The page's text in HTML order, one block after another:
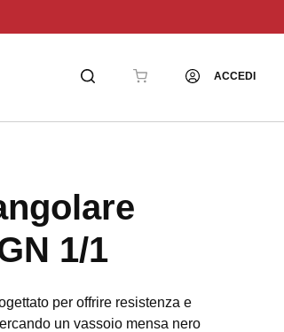
ACCEDI
1/1
per offrire resistenza e
un vassoio mensa nero